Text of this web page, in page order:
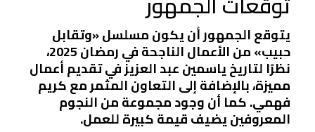
يتوقع الجمهور أن يكون مسلسل «وتقابل
حبيب» من الأعمال الناجحة في رمضان 2025،
نظرًا لتاريخ ياسمين عبد العزيز في تقديم أعمال
مميزة، بالإضافة إلى التعاون المثمر مع كريم
فهمي. كما أن وجود مجموعة من النجوم
المعروفين يضيف قيمة كبيرة للعمل.